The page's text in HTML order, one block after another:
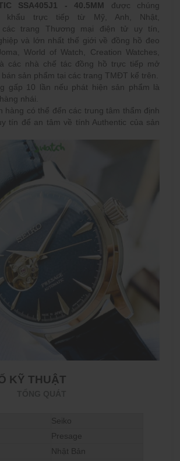
SSA405J1 - 40.5MM
được chúng
khẩu trực tiếp từ Mỹ, Anh, Nhật,
trang Thương mại điện tử uy tín,
và lớn nhất thế giới về đồng hồ đeo
World of Watch, Creation Watches,
các nhà chế tác đồng hồ trực tiếp mở
sản phẩm tại các trang TMĐT kể trên.
gấp 10 lần nếu phát hiện sản phẩm là
nhái.
hàng có thể đến các trung tâm thẩm định
tín để an tâm về tính Authentic của sản
KỸ THUẬT
Seiko
Presage
Nhật Bản